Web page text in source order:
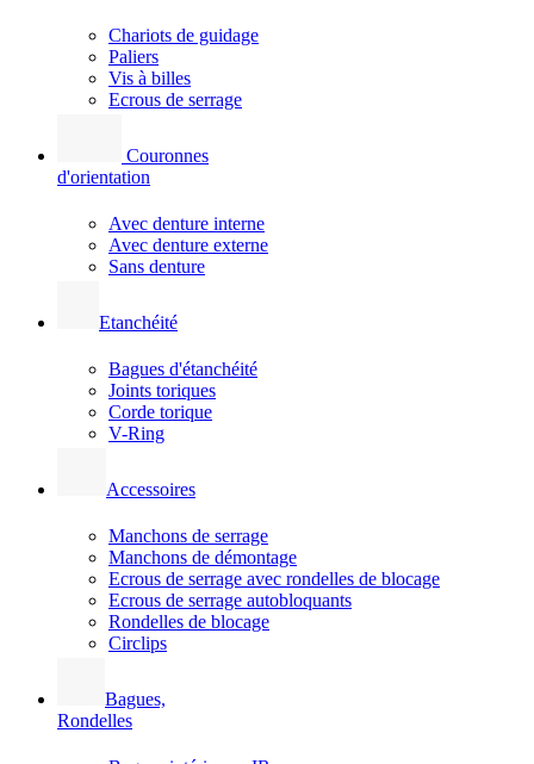
Chariots de guidage
Paliers
Vis à billes
Ecrous de serrage
Couronnes
d'orientation
Avec denture interne
Avec denture externe
Sans denture
Etanchéité
Bagues d'étanchéité
Joints toriques
Corde torique
V-Ring
Accessoires
Manchons de serrage
Manchons de démontage
Ecrous de serrage avec rondelles de blocage
Ecrous de serrage autobloquants
Rondelles de blocage
Circlips
Bagues,
Rondelles